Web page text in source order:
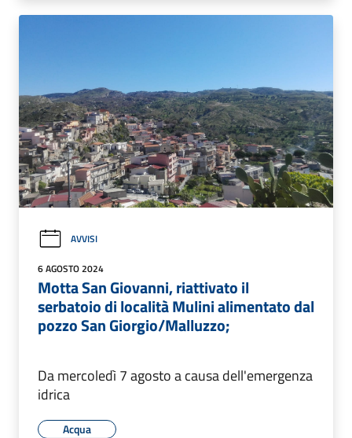
AVVISI
6 AGOSTO 2024
Motta San Giovanni, riattivato il
serbatoio di località Mulini alimentato dal
pozzo San Giorgio/Malluzzo;
Da mercoledì 7 agosto a causa dell'emergenza
idrica
Acqua